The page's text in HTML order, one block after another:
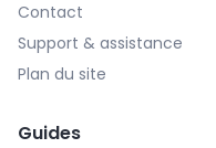
Contact
Support & assistance
Plan du site
Guides